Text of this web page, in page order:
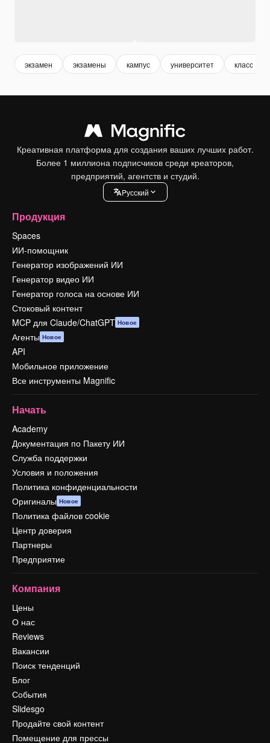
экзамен экзамены кампус университет класс
Креативная платформа для создания ваших лучших работ.
Более 1 миллиона подписчиков среди креаторов,
предприятий, агентств и студий.
Pусский
Продукция
Spaces
ИИ-помощник
Генератор изображений ИИ
Генератор видео ИИ
Генератор голоса на основе ИИ
Стоковый контент
MCP для Claude/ChatGPT Новое
Агенты Новое
API
Мобильное приложение
Все инструменты Magnific
Начать
Academy
Документация по Пакету ИИ
Служба поддержки
Условия и положения
Политика конфиденциальности
Оригиналы Новое
Политика файлов cookie
Центр доверия
Партнеры
Предприятие
Компания
Цены
О нас
Reviews
Вакансии
Поиск тенденций
Блог
События
Slidesgo
Продайте свой контент
Помещение для прессы